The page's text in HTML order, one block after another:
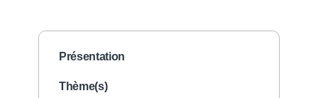
Présentation
Thème(s)